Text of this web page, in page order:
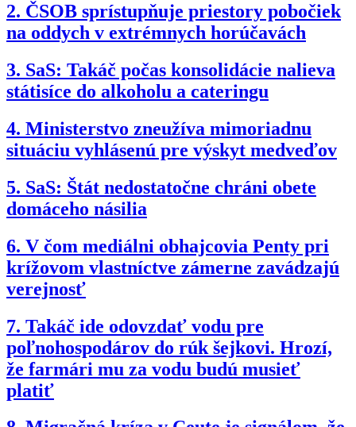
2. ČSOB sprístupňuje priestory pobočiek
na oddych v extrémnych horúčavách
3. SaS: Takáč počas konsolidácie nalieva
státisíce do alkoholu a cateringu
4. Ministerstvo zneužíva mimoriadnu
situáciu vyhlásenú pre výskyt medveďov
5. SaS: Štát nedostatočne chráni obete
domáceho násilia
6. V čom mediálni obhajcovia Penty pri
krížovom vlastníctve zámerne zavádzajú
verejnosť
7. Takáč ide odovzdať vodu pre
poľnohospodárov do rúk šejkovi. Hrozí,
že farmári mu za vodu budú musieť
platiť